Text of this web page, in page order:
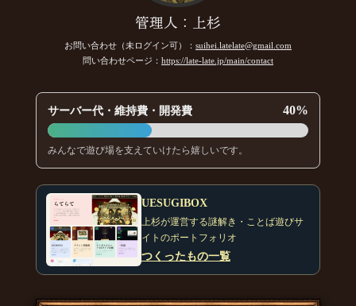
管理人：上杉
お問い合わせ（未ログイン可）： suihei.latelate@gmail.com
問い合わせページ： https://late-late.jp/main/contact
サーバー代・維持費・開発費 40%
みんなで遊び場を支えていけたら嬉しいです。
UESUGIBOX
上杉が運営する謎解き・ことば遊びサ
イトのポートフォリオ
つくったもの一覧